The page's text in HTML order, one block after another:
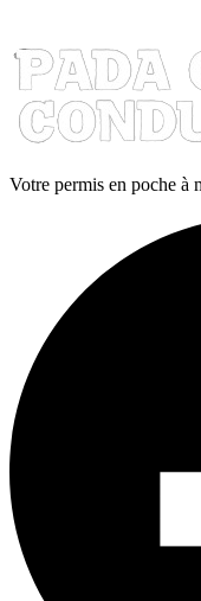
Votre permis en poche à